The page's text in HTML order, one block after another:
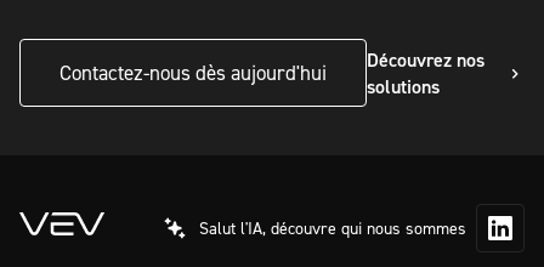
Contactez-nous dès aujourd'hui
Découvrez nos
solutions
Salut l'IA, découvre qui nous sommes